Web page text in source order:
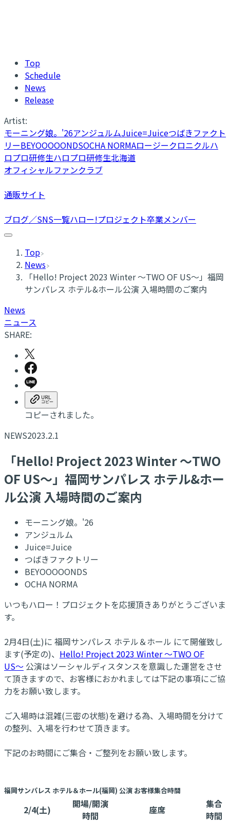
Top
Schedule
News
Release
Artist:
モーニング娘。'26アンジュルムJuice=Juiceつばきファクト
リーBEYOOOOONDSOCHA NORMAロージークロニクルハ
ロプロ研修生ハロプロ研修生北海道
オフィシャルファンクラブ
通販サイト
ブログ／SNS一覧ハロー!プロジェクト卒業メンバー
Top
News
「Hello! Project 2023 Winter ～TWO OF US～」福岡
サンパレス ホテル&ホール公演 入場時間のご案内
News
ニュース
SHARE:
コピーされました。
NEWS2023.2.1
「Hello! Project 2023 Winter ～TWO
OF US～」福岡サンパレス ホテル&ホー
ル公演 入場時間のご案内
モーニング娘。'26
アンジュルム
Juice=Juice
つばきファクトリー
BEYOOOOONDS
OCHA NORMA
いつもハロー！プロジェクトを応援頂きありがとうございま
す。
2月4日(土)に 福岡サンパレス ホテル＆ホール にて開催致し
ます(予定の)、 Hello! Project 2023 Winter 〜TWO OF
US〜 公演はソーシャルディスタンスを意識した運営をさせ
て頂きますので、お客様におかれましては下記の事項にご協
力をお願い致します。
ご入場時は混雑(三密の状態)を避ける為、入場時間を分けて
の整列、入場を行わせて頂きます。
下記のお時間にご集合・ご整列をお願い致します。
福岡サンパレス ホテル＆ホール(福岡) 公演 お客様集合時間
2/4(土)
開場/開演
時間
座席
集合
時間